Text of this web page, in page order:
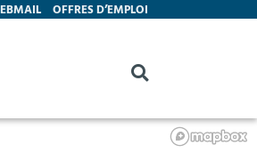
OFFRES D’EMPLOI